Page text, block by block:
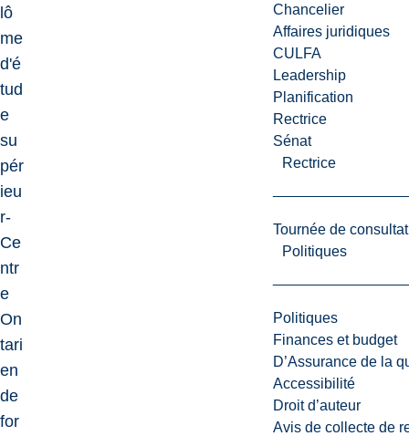
Chancelier
Affaires juridiques
CULFA
Leadership
Planification
Rectrice
Sénat
Rectrice
Tournée de
Politiques
Politiques
Finances et budget
D’Assurance de la
Accessibilité
Droit d’auteur
Avis de collecte de
lô
me
d'é
tud
e
su
pér
ieu
r-
Ce
ntr
e
On
tari
en
de
for